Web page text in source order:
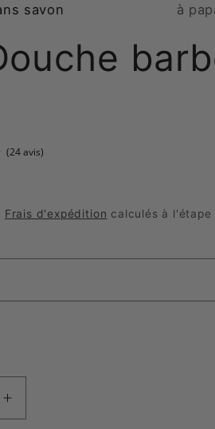
savon
à
Frais d'expédition calculés à l'étape
Augmenter
la